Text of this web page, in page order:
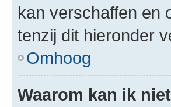
kan verschaffen en
tenzij dit hieronder
Omhoog
Waarom kan ik